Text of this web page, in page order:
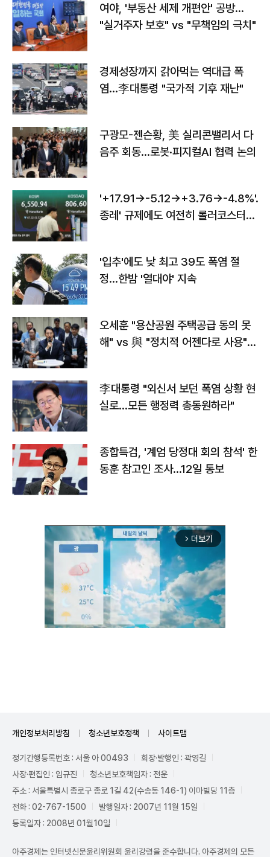
여야, '부동산 세제 개편안' 공방…
"실거주자 보호" vs "무책임의 극치"
경제성장까지 갉아먹는 역대급 폭
염…李대통령 "국가적 기후 재난"
구광모-젠슨황, 美 실리콘밸리서 다
음주 회동…로봇·피지컬AI 협력 논의
'+17.91→-5.12→+3.76→-4.8%'…'
종레' 규제에도 여전히 롤러코스터
'입추'에도 낮 최고 39도 폭염 절
정…한밤 '열대야' 지속
오세훈 "용산공원 주택공급 동의 못
해" vs 與 "정치적 어젠다로 사용"
李대통령 "외신서 보던 폭염 상황 현
실로…모든 행정력 총동원하라"
종합특검, '계엄 당정대 회의 참석' 한
동훈 참고인 조사...12일 통보
arrow_forward_ios 더보기
개인정보처리방침 청소년보호정책 사이트맵
정기간행등록번호 : 서울 아 00493
회장·발행인 : 곽영길
사장·편집인 : 임규진
청소년보호책임자 : 전운
주소 : 서울특별시 종로구 종로 1길 42(수송동 146-1) 이마빌딩 11층
전화 : 02-767-1500
발행일자 : 2007년 11월 15일
등록일자 : 2008년 01월10일
아주경제는 인터넷신문윤리위원회 윤리강령을 준수합니다. 아주경제의 모든